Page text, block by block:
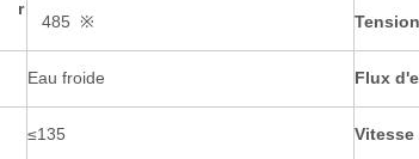
r
485 ※ Tension
Eau froide Flux
≤135